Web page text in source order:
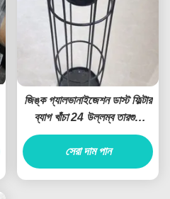
জিঙ্ক গ্যালভানাইজেশন ডাস্ট ফিল্টার
ব্যাগ খাঁচা 24 উল্লম্ব তারগুলি
ISO9001 2008 প্রত্যয়িত
সেরা দাম পান